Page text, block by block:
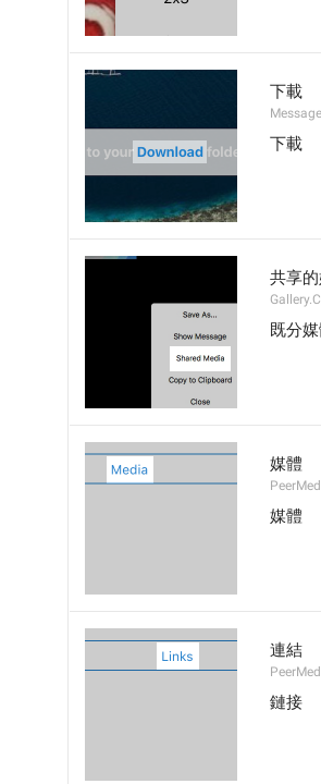
下載
下載
共享
既分
媒體
媒體
連結
鏈接